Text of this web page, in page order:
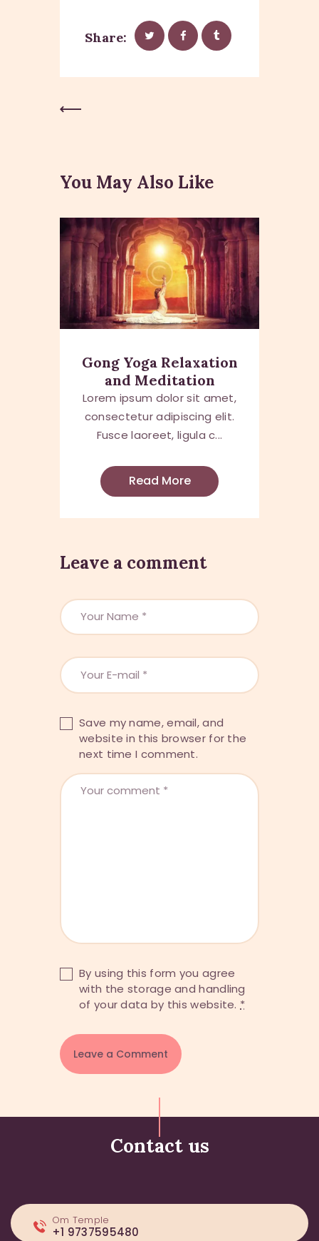
Share:
You May Also Like
Gong Yoga Relaxation
and Meditation
Lorem ipsum dolor sit amet,
consectetur adipiscing elit.
Fusce laoreet, ligula c...
Read More
Leave a comment
Save my name, email, and
website in this browser for the
next time I comment.
By using this form you agree
with the storage and handling
of your data by this website. *
Contact us
Om Temple
+1 9737595480